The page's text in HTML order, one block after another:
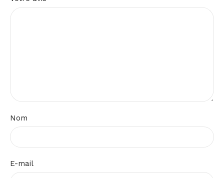
Nom
E-mail